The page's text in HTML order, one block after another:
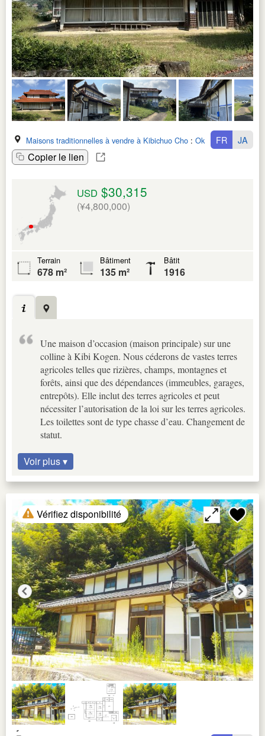
Maisons traditionnelles à vendre à Kibichuo Cho : Okayama Ken
Copier le lien
FR JA
USD $30,315
(¥4,800,000)
Terrain
678 m²
Bâtiment
135 m²
Bâtit
1916
Une maison d’occasion (maison principale) sur une
colline à Kibi Kogen. Nous céderons de vastes terres
agricoles telles que rizières, champs, montagnes et
forêts, ainsi que des dépendances (immeubles, garages,
entrepôts). Elle inclut des terres agricoles et peut
nécessiter l’autorisation de la loi sur les terres agricoles.
Les toilettes sont de type chasse d’eau. Changement de
statut.
Voir plus ▾
Vérifiez disponibilité